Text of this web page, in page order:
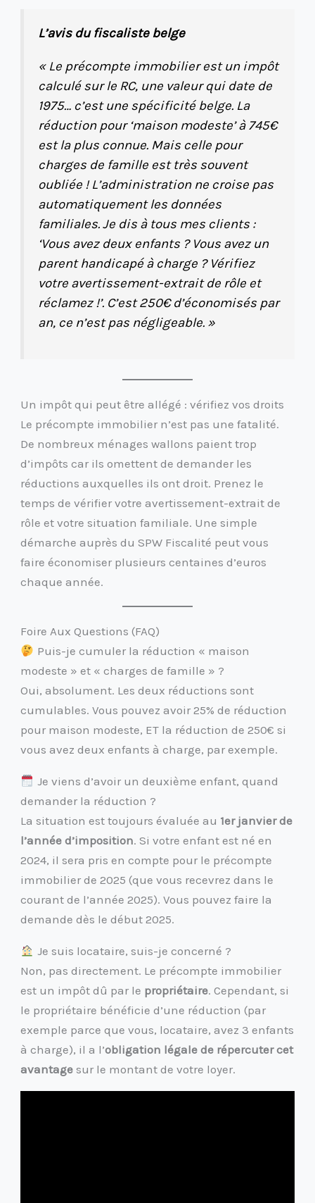
L’avis du fiscaliste belge
« Le précompte immobilier est un impôt
calculé sur le RC, une valeur qui date de
1975… c’est une spécificité belge. La
réduction pour ‘maison modeste’ à 745€
est la plus connue. Mais celle pour
charges de famille est très souvent
oubliée ! L’administration ne croise pas
automatiquement les données
familiales. Je dis à tous mes clients :
‘Vous avez deux enfants ? Vous avez un
parent handicapé à charge ? Vérifiez
votre avertissement-extrait de rôle et
réclamez !’. C’est 250€ d’économisés par
an, ce n’est pas négligeable. »
Un impôt qui peut être allégé : vérifiez vos droits
Le précompte immobilier n’est pas une fatalité.
De nombreux ménages wallons paient trop
d’impôts car ils omettent de demander les
réductions auxquelles ils ont droit. Prenez le
temps de vérifier votre avertissement-extrait de
rôle et votre situation familiale. Une simple
démarche auprès du SPW Fiscalité peut vous
faire économiser plusieurs centaines d’euros
chaque année.
Foire Aux Questions (FAQ)
Puis-je cumuler la réduction « maison
modeste » et « charges de famille » ?
Oui, absolument. Les deux réductions sont
cumulables. Vous pouvez avoir 25% de réduction
pour maison modeste, ET la réduction de 250€ si
vous avez deux enfants à charge, par exemple.
Je viens d’avoir un deuxième enfant, quand
demander la réduction ?
La situation est toujours évaluée au 1er janvier de
l’année d’imposition. Si votre enfant est né en
2024, il sera pris en compte pour le précompte
immobilier de 2025 (que vous recevrez dans le
courant de l’année 2025). Vous pouvez faire la
demande dès le début 2025.
Je suis locataire, suis-je concerné ?
Non, pas directement. Le précompte immobilier
est un impôt dû par le propriétaire. Cependant, si
le propriétaire bénéficie d’une réduction (par
exemple parce que vous, locataire, avez 3 enfants
à charge), il a l’obligation légale de répercuter cet
avantage sur le montant de votre loyer.